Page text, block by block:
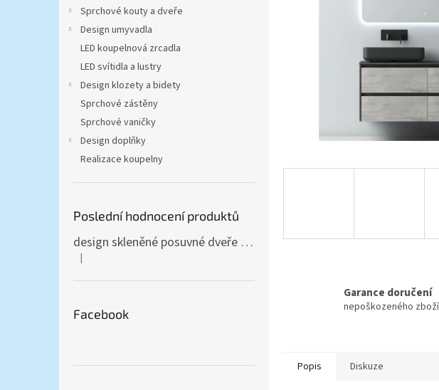
Sprchové kouty a dveře
Design umyvadla
LED koupelnová zrcadla
LED svítidla a lustry
Design klozety a bidety
Sprchové zástěny
Sprchové vaničky
Design doplňky
Realizace koupelny
Poslední hodnocení produktů
design skleněné posuvné dveře Amalfi 90x205 cm T12 - komplet AKCE
Hodnocení produktu je 5 z 5 hvězdiček.
|
Facebook
Garance doručení
nepoškozeného zboží
Popis Diskuze